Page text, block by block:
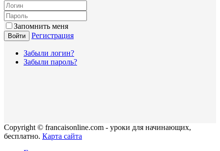
Запомнить меня
Войти Регистрация
Забыли логин?
Забыли пароль?
Copyright © francaisonline.com - уроки для начинающих,
бесплатно. Карта сайта